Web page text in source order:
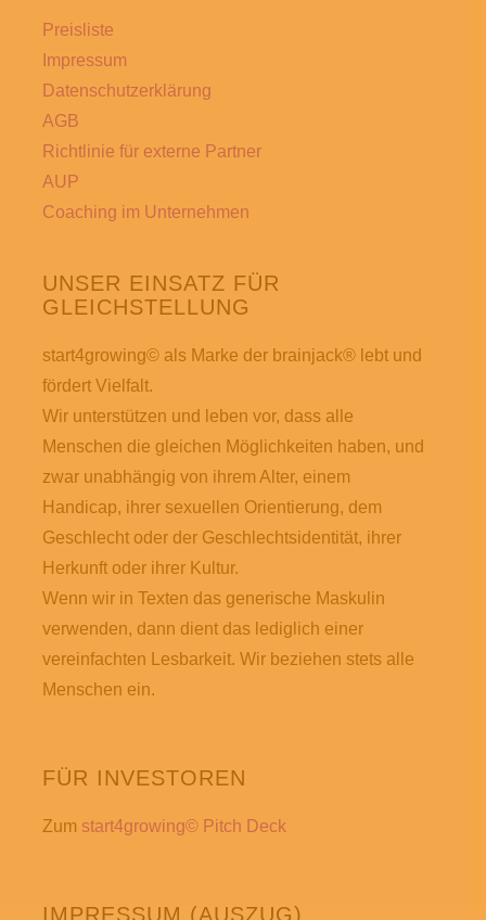
gewählt
Preisliste
Impressum
Datenschutzerklärung
AGB
Richtlinie für externe Partner
AUP
Coaching im Unternehmen
UNSER EINSATZ FÜR
GLEICHSTELLUNG
start4growing© als Marke der brainjack® lebt und
fördert Vielfalt.
Wir unterstützen und leben vor, dass alle
Menschen die gleichen Möglichkeiten haben, und
zwar unabhängig von ihrem Alter, einem
Handicap, ihrer sexuellen Orientierung, dem
Geschlecht oder der Geschlechtsidentität, ihrer
Herkunft oder ihrer Kultur.
Wenn wir in Texten das generische Maskulin
verwenden, dann dient das lediglich einer
vereinfachten Lesbarkeit. Wir beziehen stets alle
Menschen ein.
FÜR INVESTOREN
Zum start4growing© Pitch Deck
IMPRESSUM (AUSZUG)